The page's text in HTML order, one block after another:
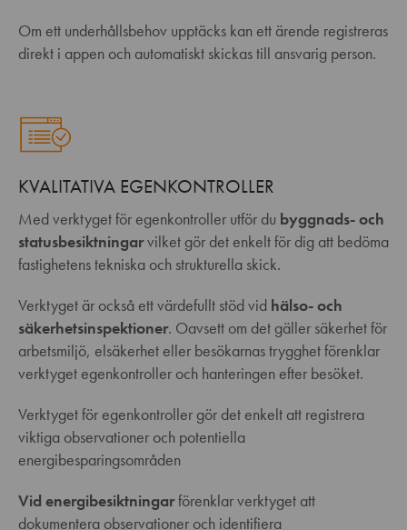
Om ett underhållsbehov upptäcks kan ett ärende registreras
direkt i appen och automatiskt skickas till ansvarig person.
KVALITATIVA EGENKONTROLLER
Med verktyget för egenkontroller utför du byggnads- och
statusbesiktningarvilket gör det enkelt för dig att bedöma
fastighetens tekniska och strukturella skick.
Verktyget är också ett värdefullt stöd vid hälso- och
säkerhetsinspektioner. Oavsett om det gäller säkerhet för
arbetsmiljö, elsäkerhet eller besökarnas trygghet förenklar
verktyget egenkontroller och hanteringen efter besöket.
Verktyget för egenkontroller gör det enkelt att registrera
viktiga observationer och potentiella
energibesparingsområden
Vid energibesiktningarförenklar verktyget att
dokumentera observationer och identifiera